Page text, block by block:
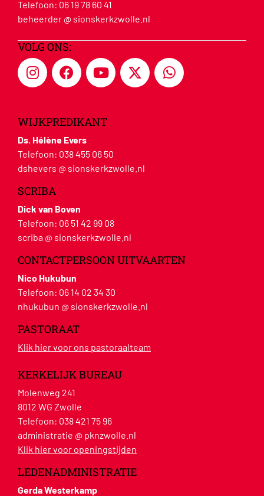
Telefoon: 06 19 78 60 41
beheerder @ sionskerkzwolle.nl
VOLG ONS:
WIJKPREDIKANT
Ds. Hélène Evers
Telefoon: 038 455 06 50
dshevers @ sionskerkzwolle.nl
SCRIBA
Dick van Boven
Telefoon: 06 51 42 99 08
scriba @ sionskerkzwolle.nl
CONTACTPERSOON UITVAARTEN
Nico Hukubun
Telefoon: 06 14 02 34 30
nhukubun @ sionskerkzwolle.nl
PASTORAAT
Klik hier voor ons pastoraalteam
KERKELIJK BUREAU
Molenweg 241
8012 WG Zwolle
Telefoon: 038 421 75 96
administratie @ pknzwolle.nl
Klik hier voor openingstijden
LEDENADMINISTRATIE
Gerda Westerkamp